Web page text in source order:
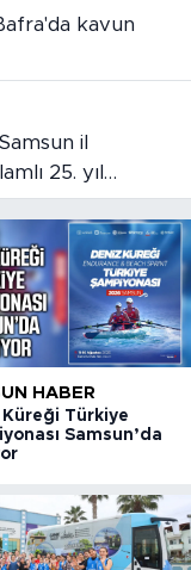
25. yıl
HABER
Küreği Türkiye
Samsun’da